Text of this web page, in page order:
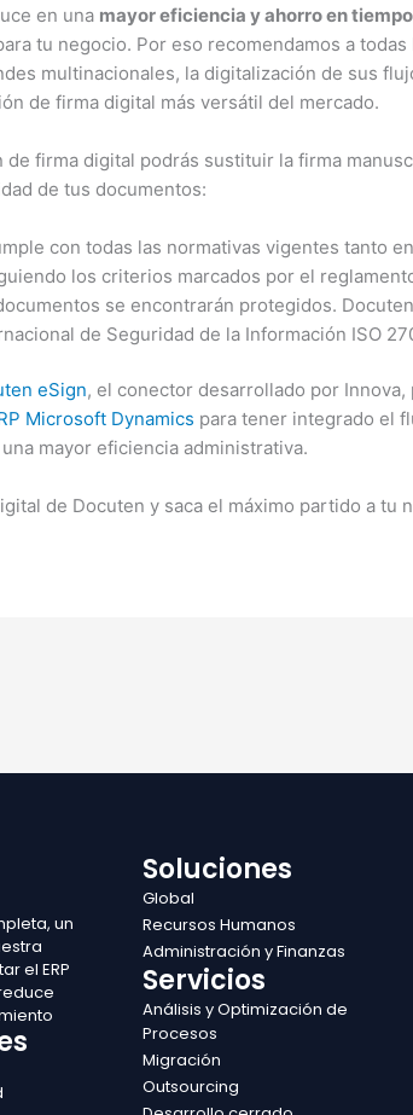
en una mayor eficiencia y ahorro en
tu negocio. Por eso recomendamos a
multinacionales, la digitalización de sus
de firma digital más versátil del mercado.
de firma digital podrás sustituir la firma
de tus documentos:
con todas las normativas vigentes tanto
los criterios marcados por el
se encontrarán protegidos.
de Seguridad de la Información ISO
eSign, el conector desarrollado por
Microsoft Dynamics para tener integrado el
mayor eficiencia administrativa.
de Docuten y saca el máximo partido a tu
un
el ERP
Soluciones
Global
Recursos Humanos
Administración y Finanzas
Servicios
Análisis y Optimización de
Procesos
Migración
Outsourcing